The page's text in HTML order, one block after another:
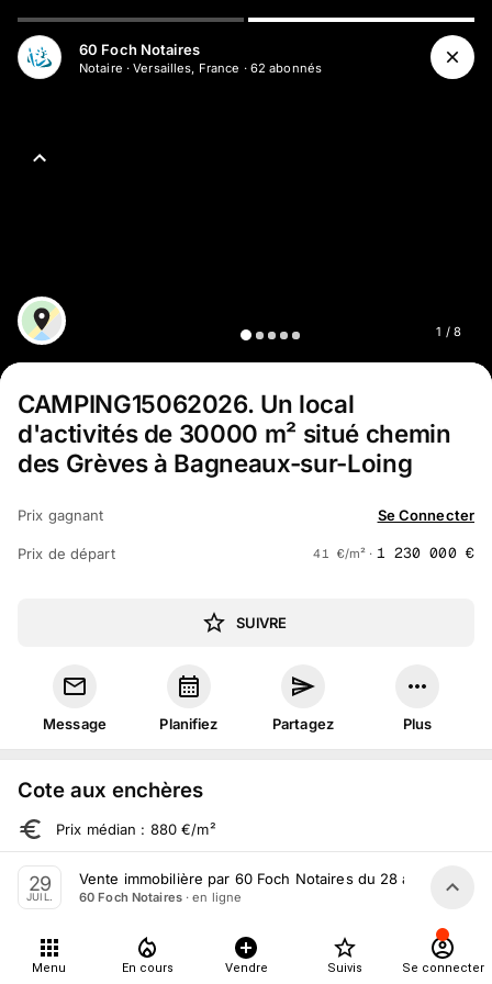
1 / 8
60 Foch Notaires
Notaire ·Versailles, France · 62 abonnés
CAMPING15062026. Un local
d'activités de 30000 m² situé chemin
des Grèves à Bagneaux-sur-Loing
Prix gagnant Se Connecter
Prix de départ 41 €/m² · 1 230 000 €
SUIVRE
Message Planifiez Partagez Plus
Cote aux enchères
Prix médian : 880 €/m²
Fourchette : 84 à 2 403 €/m²
Sur 103 ventes aux enchères dans le département
29
JUIL.
Vente immobilière par 60 Foch Notaires du 28 au 29 Juillet
60 Foch Notaires· en ligne
Menu En cours Vendre Suivis Se connecter